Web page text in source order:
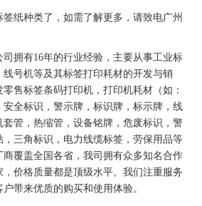
签纸种类了，如需了解更多，请致电广州
司拥有16年的行业经验，主要从事工业标
线号机等及其标签打印耗材的开发与销
零售标签条码打印机 ， 打印机耗材（如：
全标识， 警示牌 ， 标识牌 ， 标示牌 ，线
套管，热缩管，设备铭牌， 危废标识 ，警
三角标识，电力线缆标签 ，劳保用品等
覆盖全国各省，我司拥有众多知名合作
价格质量都是顶级水平。我们注重服务
带来优质的购买和使用体验。